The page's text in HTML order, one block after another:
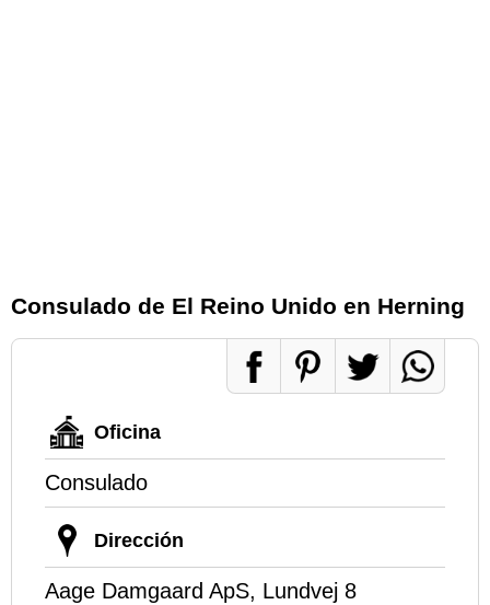
Consulado de El Reino Unido en Herning
Oficina
Consulado
Dirección
Aage Damgaard ApS, Lundvej 8